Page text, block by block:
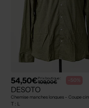
54,50€Prix boutique :
109,00€ -50%
DESOTO
Chemise manches longues - Coupe
T : L